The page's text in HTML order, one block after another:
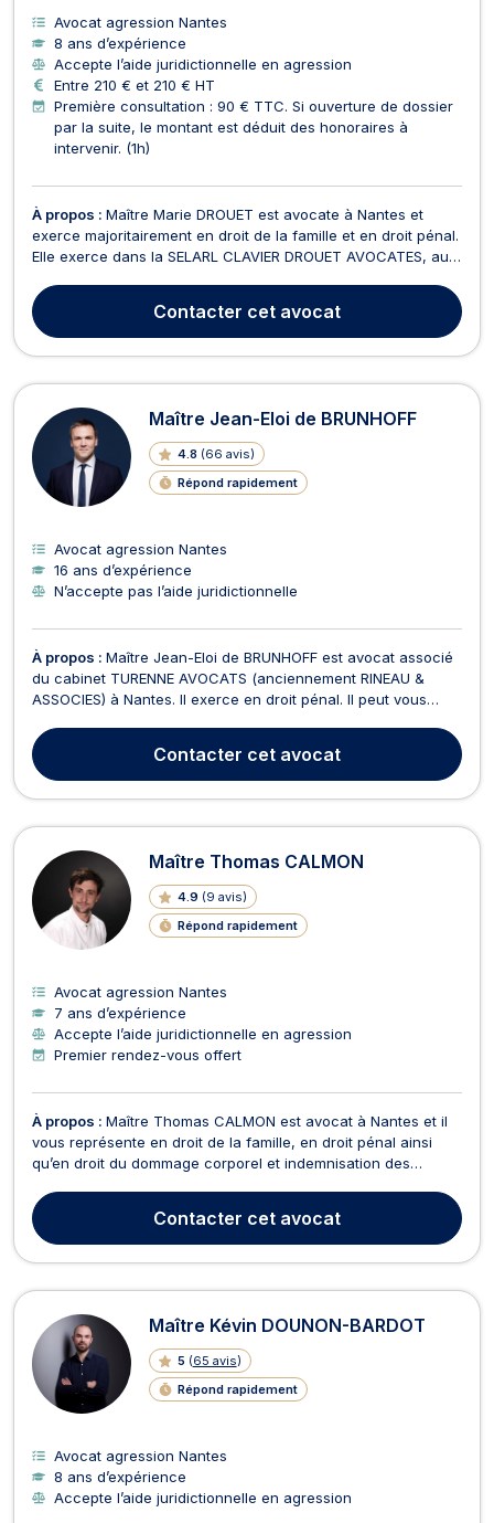
Avocat agression Nantes
8 ans d’expérience
Accepte l’aide juridictionnelle en agression
Entre 210 € et 210 € HT
Première consultation : 90 € TTC. Si ouverture de dossier
par la suite, le montant est déduit des honoraires à
intervenir. (1h)
À propos : Maître Marie DROUET est avocate à Nantes et
exerce majoritairement en droit de la famille et en droit pénal.
Elle exerce dans la SELARL CLAVIER DROUET AVOCATES, aux
droit de la famille pour des dossiers de divorce, séparation
(sans mariage préalable), liquidation ...
Contacter cet avocat
Maître Jean-Eloi de BRUNHOFF
4.8 (66 avis)
Répond rapidement
Avocat agression Nantes
16 ans d’expérience
N’accepte pas l’aide juridictionnelle
À propos : Maître Jean-Eloi de BRUNHOFF est avocat associé
du cabinet TURENNE AVOCATS (anciennement RINEAU &
ASSOCIES) à Nantes. Il exerce en droit pénal. Il peut vous
l’infraction, qu’il s’agisse de contravention, de délit ou de
crime. En droit pénal des affaires, Maître Jean-E...
Contacter cet avocat
Maître Thomas CALMON
4.9 (9 avis)
Répond rapidement
Avocat agression Nantes
7 ans d’expérience
Accepte l’aide juridictionnelle en agression
Premier rendez-vous offert
À propos : Maître Thomas CALMON est avocat à Nantes et il
vous représente en droit de la famille, en droit pénal ainsi
qu’en droit du dommage corporel et indemnisation des
s’occupe des dossiers liés au divorce amiable ou judiciaire, à
la séparation hors mariage, à la séparation de...
Contacter cet avocat
Maître Kévin DOUNON-BARDOT
5 (65 avis)
Répond rapidement
Avocat agression Nantes
8 ans d’expérience
Accepte l’aide juridictionnelle en agression